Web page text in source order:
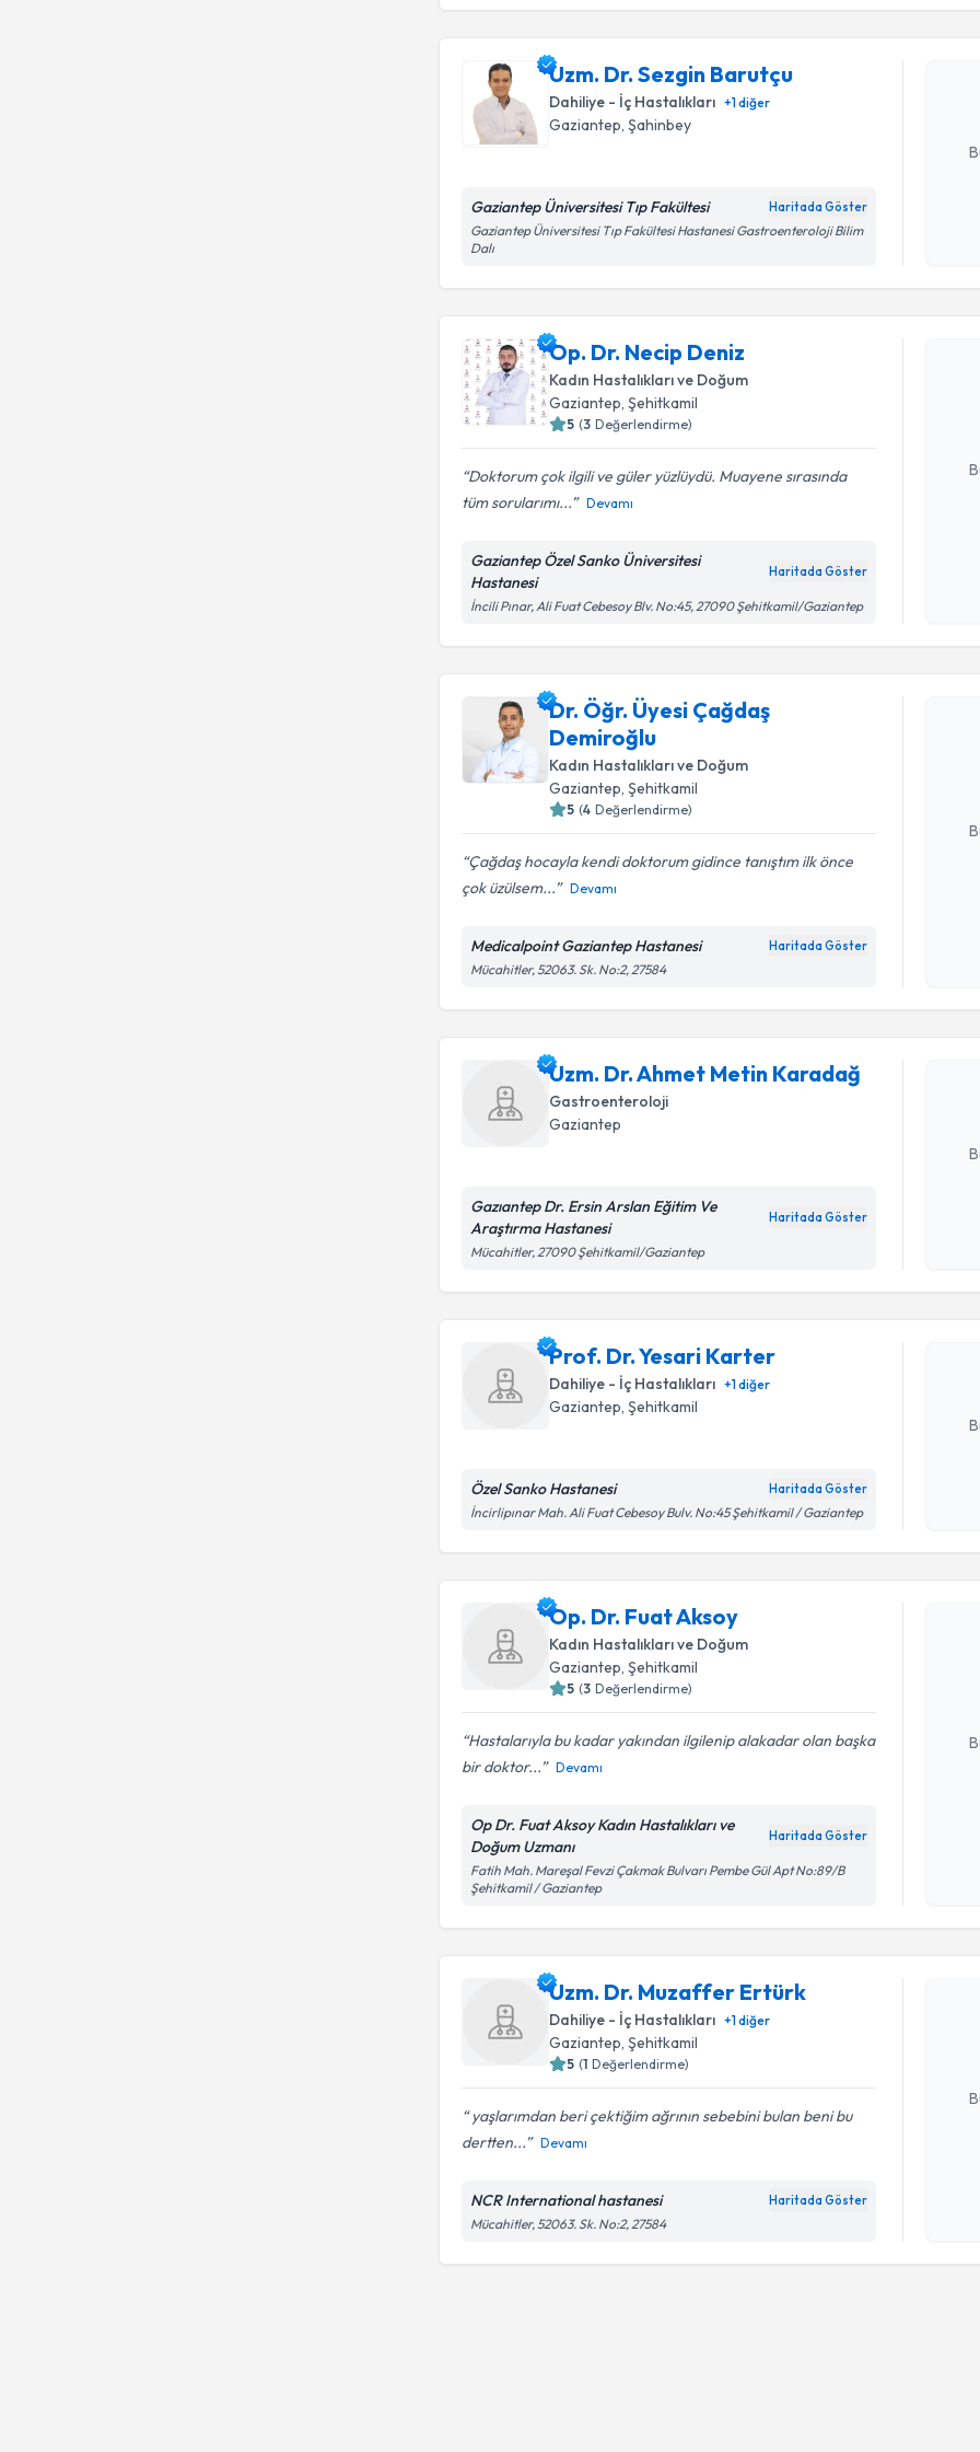
Uzm. Dr. Sezgin Barutçu
Dahiliye - İç Hastalıkları +1diğer
Gaziantep , Şahinbey
Gaziantep Üniversitesi Tıp Fakültesi Haritada Göster
Gaziantep Üniversitesi Tıp Fakültesi Hastanesi Gastroenteroloji Bilim
Dalı
Uzm. Dr.
Size bu
Op. Dr. Necip Deniz
Kadın Hastalıkları ve Doğum
Gaziantep , Şehitkamil
5 (3 Değerlendirme)
Doktorum çok ilgili ve güler yüzlüydü. Muayene sırasında
tüm sorularımı...
Devamı
Gaziantep Özel Sanko Üniversitesi
Hastanesi
Haritada Göster
İncili Pınar, Ali Fuat Cebesoy Blv. No:45, 27090 Şehitkamil/Gaziantep
Dr. Öğr. Üyesi Çağdaş
Demiroğlu
Kadın Hastalıkları ve Doğum
Gaziantep , Şehitkamil
5 (4 Değerlendirme)
Çağdaş hocayla kendi doktorum gidince tanıştım ilk önce
çok üzülsem...
Devamı
Medicalpoint Gaziantep Hastanesi Haritada Göster
Mücahitler, 52063. Sk. No:2, 27584
Randevu
Uzm. Dr. Ahmet Metin Karadağ
Gastroenteroloji
Gaziantep
Gazıantep Dr. Ersin Arslan Eğitim Ve
Araştırma Hastanesi
Haritada Göster
Mücahitler, 27090 Şehitkamil/Gaziantep
Uzm. Dr.
oluşturun.
Prof. Dr. Yesari Karter
Dahiliye - İç Hastalıkları +1diğer
Gaziantep , Şehitkamil
Özel Sanko Hastanesi Haritada Göster
İncirlipınar Mah. Ali Fuat Cebesoy Bulv. No:45 Şehitkamil / Gaziantep
Op. Dr. Fuat Aksoy
Kadın Hastalıkları ve Doğum
Gaziantep , Şehitkamil
5 (3 Değerlendirme)
Hastalarıyla bu kadar yakından ilgilenip alakadar olan başka
bir doktor...
Devamı
Op Dr. Fuat Aksoy Kadın Hastalıkları ve
Doğum Uzmanı
Haritada Göster
Fatih Mah. Mareşal Fevzi Çakmak Bulvarı Pembe Gül Apt No:89/B
Şehitkamil / Gaziantep
Randevu
Uzm. Dr. Muzaffer Ertürk
Dahiliye - İç Hastalıkları +1diğer
Gaziantep , Şehitkamil
5 (1 Değerlendirme)
yaşlarımdan beri çektiğim ağrının sebebini bulan beni bu
dertten...
Devamı
NCR International hastanesi Haritada Göster
Mücahitler, 52063. Sk. No:2, 27584
Randevu
Uzm. Dr.